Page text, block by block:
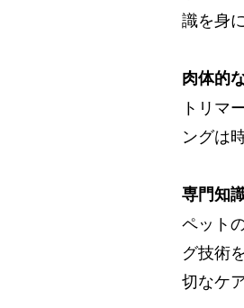
識を身
肉体的
トリマ
ングは
専門知
ペット
グ技術
切なケ